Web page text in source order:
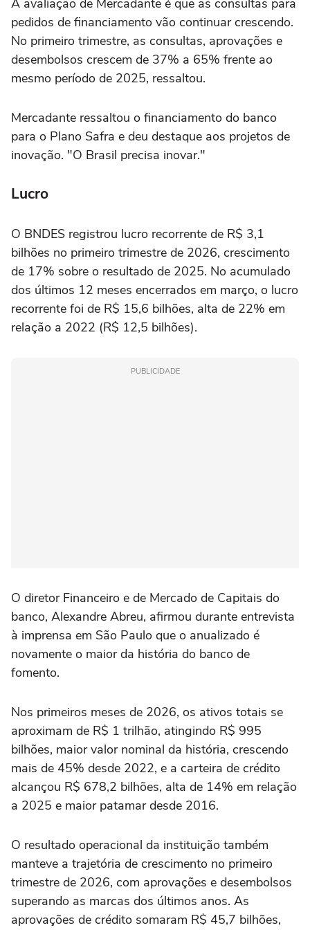
A avaliação de Mercadante é que as consultas para
pedidos de financiamento vão continuar crescendo.
No primeiro trimestre, as consultas, aprovações e
desembolsos crescem de 37% a 65% frente ao
mesmo período de 2025, ressaltou.
Mercadante ressaltou o financiamento do banco
para o Plano Safra e deu destaque aos projetos de
inovação. "O Brasil precisa inovar."
Lucro
O BNDES registrou lucro recorrente de R$ 3,1
bilhões no primeiro trimestre de 2026, crescimento
de 17% sobre o resultado de 2025. No acumulado
dos últimos 12 meses encerrados em março, o lucro
recorrente foi de R$ 15,6 bilhões, alta de 22% em
relação a 2022 (R$ 12,5 bilhões).
PUBLICIDADE
O diretor Financeiro e de Mercado de Capitais do
banco, Alexandre Abreu, afirmou durante entrevista
à imprensa em São Paulo que o anualizado é
novamente o maior da história do banco de
fomento.
Nos primeiros meses de 2026, os ativos totais se
aproximam de R$ 1 trilhão, atingindo R$ 995
bilhões, maior valor nominal da história, crescendo
mais de 45% desde 2022, e a carteira de crédito
alcançou R$ 678,2 bilhões, alta de 14% em relação
a 2025 e maior patamar desde 2016.
O resultado operacional da instituição também
manteve a trajetória de crescimento no primeiro
trimestre de 2026, com aprovações e desembolsos
superando as marcas dos últimos anos. As
aprovações de crédito somaram R$ 45,7 bilhões,